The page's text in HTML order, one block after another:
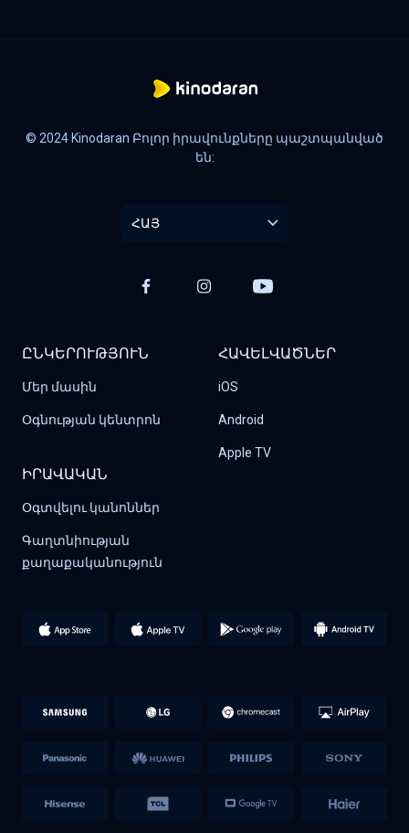
© 2024 Kinodaran Բոլոր իրավունքները պաշտպանված
են:
ՀԱՅ
ԸՆԿԵՐՈՒԹՅՈՒՆ
Մեր մասին
Օգնության կենտրոն
ՀԱՎԵԼՎԱԾՆԵՐ
iOS
Android
Apple TV
ԻՐԱՎԱԿԱՆ
Օգտվելու կանոններ
Գաղտնիության
քաղաքականություն